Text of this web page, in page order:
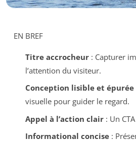
EN BREF
Titre accrocheur: Capturer
l’attention du visiteur.
Conception lisible et épurée
visuelle pour guider le regard.
Appel à l’action clair: Un
Informational concise: